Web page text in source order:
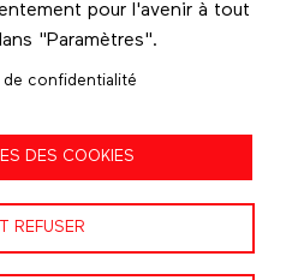
pour l'avenir à tout
"Paramètres".
de confidentialité
DES COOKIES
REFUSER
Politique de confidentialité